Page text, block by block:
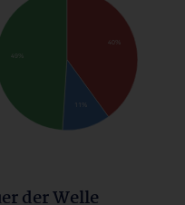
der Welle